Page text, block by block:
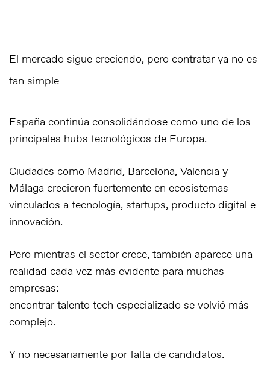
El mercado sigue creciendo, pero contratar ya no es
tan simple
España continúa consolidándose como uno de los
principales hubs tecnológicos de Europa.
Ciudades como Madrid, Barcelona, Valencia y
Málaga crecieron fuertemente en ecosistemas
vinculados a tecnología, startups, producto digital e
innovación.
Pero mientras el sector crece, también aparece una
realidad cada vez más evidente para muchas
empresas:
encontrar talento tech especializado se volvió más
complejo.
Y no necesariamente por falta de candidatos.